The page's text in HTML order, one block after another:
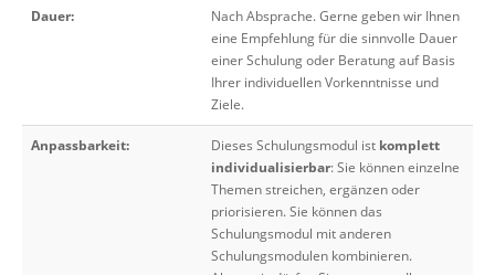
Dauer:
Nach Absprache. Gerne geben wir Ihnen
eine Empfehlung für die sinnvolle Dauer
einer Schulung oder Beratung auf Basis
Ihrer individuellen Vorkenntnisse und
Ziele.
Anpassbarkeit: Dieses Schulungsmodul ist komplett
individualisierbar: Sie können einzelne
Themen streichen, ergänzen oder
priorisieren. Sie können das
Schulungsmodul mit anderen
Schulungsmodulen kombinieren.